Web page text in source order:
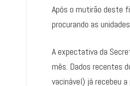
Após o mutirão deste
procurando as
A expectativa da
mês. Dados recentes
vacinável) já recebeu